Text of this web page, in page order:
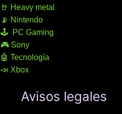
🤘 Heavy metal
📡 Nintendo
🕹 PC Gaming
🎮 Sony
🤖 Tecnología
📣 Xbox
Avisos legales